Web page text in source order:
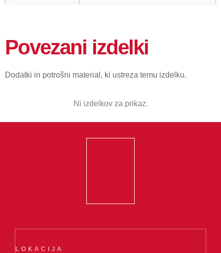
Povezani izdelki
Dodatki in potrošni material, ki ustreza temu izdelku.
Ni izdelkov za prikaz.
LOKACIJA